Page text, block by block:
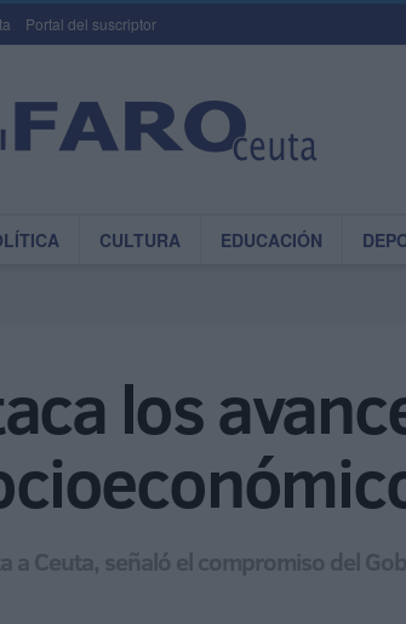
Portal del suscriptor
CULTURA EDUCACIÓN
los
a Ceuta, señaló el compromiso del